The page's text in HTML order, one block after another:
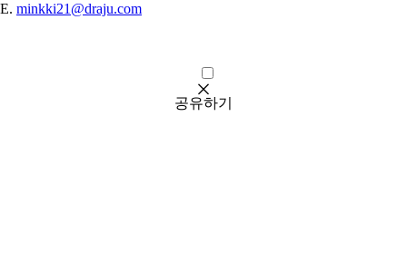
E. minkki21@draju.com
공유하기